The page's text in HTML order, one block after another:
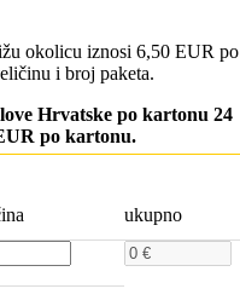
okolicu iznosi 6,50 EUR po
i broj paketa.
Hrvatske po kartonu 24
po kartonu.
ukupno